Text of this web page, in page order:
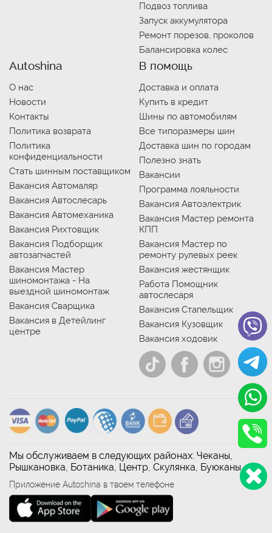
Подвоз топлива
Запуск аккумулятора
Ремонт порезов, проколов
Балансировка колес
Autoshina
О нас
Новости
Контакты
Политика возврата
Политика
конфиденциальности
Стать шинным поставщиком
Вакансия Автомаляр
Вакансия Автослесарь
Вакансия Автомеханика
Вакансия Рихтовщик
Вакансия Подборщик
автозапчастей
Вакансия Мастер
шиномонтажа - На
выездной шиномонтаж
Вакансия Сварщика
Вакансия в Детейлинг
центре
В помощь
Доставка и оплата
Купить в кредит
Шины по автомобилям
Все типоразмеры шин
Доставка шин по городам
Полезно знать
Вакансии
Программа лояльности
Вакансия Автоэлектрик
Вакансия Мастер ремонта
КПП
Вакансия Мастер по
ремонту рулевых реек
Вакансия жестянщик
Работа Помощник
автослесаря
Вакансия Стапельщик
Вакансия Кузовщик
Вакансия ходовик
Мы обслуживаем в следующих районах: Чеканы,
Рышкановка, Ботаника, Центр, Скулянка, Буюканы
Приложение Autoshina в твоем телефоне